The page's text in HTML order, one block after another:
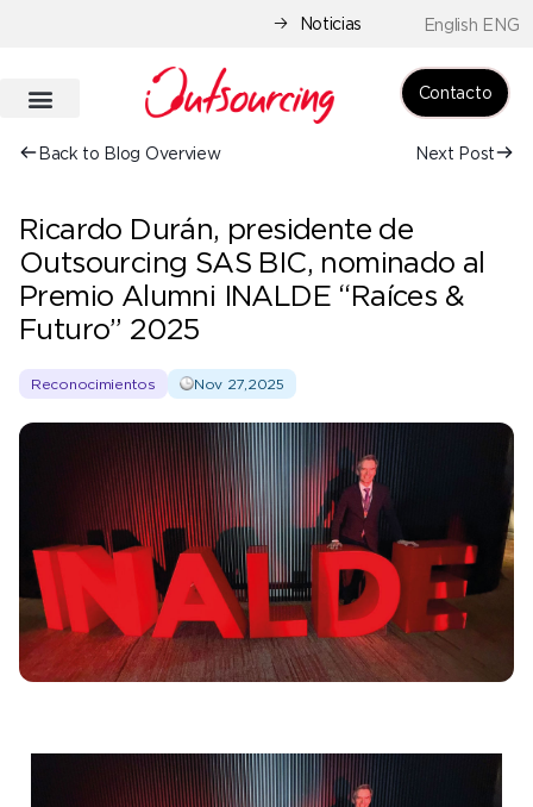
Noticias English ENG
Contacto
Back to Blog Overview Next Post
Ricardo Durán, presidente de
Outsourcing SAS BIC, nominado al
Premio Alumni INALDE “Raíces &
Futuro” 2025
Reconocimientos Nov 27,2025